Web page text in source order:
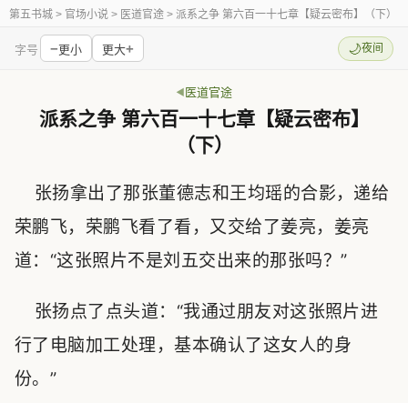
第五书城 > 官场小说 > 医道官途 > 派系之争 第六百一十七章【疑云密布】（下）
字号 −更小 更大+ 🌙夜间
医道官途
派系之争 第六百一十七章【疑云密布】
（下）
张扬拿出了那张董德志和王均瑶的合影，递给
荣鹏飞，荣鹏飞看了看，又交给了姜亮，姜亮
道：“这张照片不是刘五交出来的那张吗？”
张扬点了点头道：“我通过朋友对这张照片进
行了电脑加工处理，基本确认了这女人的身
份。”